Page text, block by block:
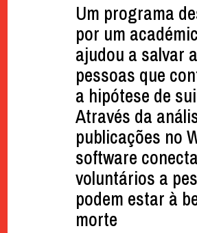
Um programa
por um
ajudou a salvar
pessoas que
a hipótese de
Através da
publicações no
software
voluntários a
podem estar à
morte